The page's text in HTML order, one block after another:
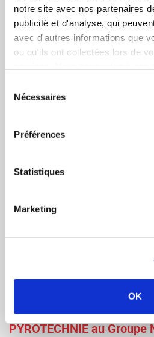
notre site avec nos partenaires
publicité et d'analyse, qui
avec d'autres informations que
ou qu'ils ont collectées lors de
Nécessaires
Préférences
Statistiques
Marketing
OK
RÉFÉRENCES
SYNERCOM FRANCE
OLIVES&CO dans
ITALDIRECT.
SYNERCOM FRANCE
ETABLISSEMENTS
REVERT SAS (78)
SYNERCOM FRANCE IDF
rachat de la société
SYNERCOM FRANCE IDF /
conseille la cession de la
PYROTECHNIE au Groupe